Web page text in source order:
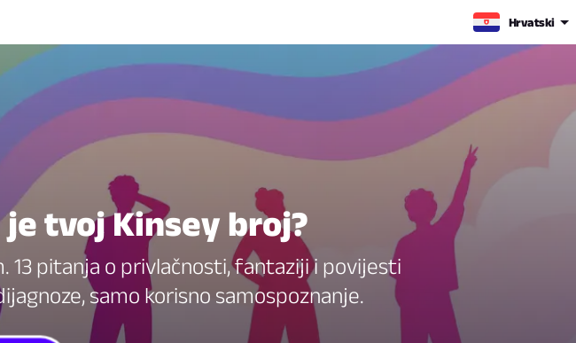
Hrvatski
tvoj Kinsey broj?
13 pitanja o privlačnosti, fantaziji i povijesti
samo korisno samospoznanje.